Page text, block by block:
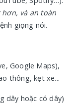
và an toàn
giọng nói.
Google Maps),
thông, kẹt xe...
dây hoặc có dây)